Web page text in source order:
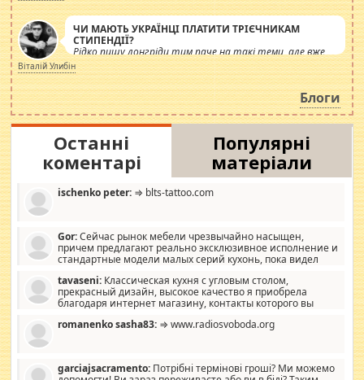
ЧИ МАЮТЬ УКРАЇНЦІ ПЛАТИТИ ТРІЄЧНИКАМ
СТИПЕНДІЇ?
Рідко пишу лонгріди тим паче на такі теми, але вже
просто дістало! Обурюють сьогоднішні інсенуації
навколо стипендіального питання. Штучно
роздувається ще одна соціальна катастрофа.
Віталій Улибін
Блоги
Останні
коментарі
Популярні
матеріали
ischenko peter: ⇒ blts-tattoo.com
Gor:Сейчас рынок мебели чрезвычайно насыщен,
причем предлагают реально эксклюзивное исполнение и
стандартные модели малых серий кухонь, пока видел
стандартные формы, в MebelOk, креативненько и что главное -
со вкусом все в порядке, без ненужных наворотов удорожающих
мебель, а это не последний фактор.
tavaseni: Классическая кухня с угловым столом,
прекрасный дизайн, высокое качество я приобрела
благодаря интернет магазину, контакты которого вы
romanenko sasha83: ⇒ www.radiosvoboda.org
garciajsacramento: Потрібні термінові гроші? Ми можемо